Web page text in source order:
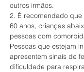
outros irmãos.
2. É recomendado
60 anos, crianças
pessoas com
Pessoas que estejam
apresentem sinais de
dificuldade para